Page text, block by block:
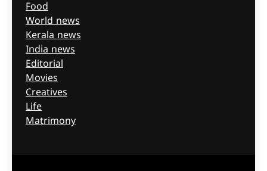
Food
World news
Kerala news
India news
Editorial
Movies
Creatives
Life
Matrimony